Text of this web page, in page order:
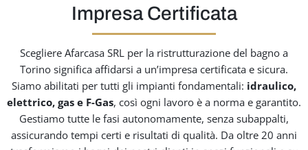
Impresa Certificata
Scegliere Afarcasa SRL per la ristrutturazione del bagno a
Torino significa affidarsi a un’impresa certificata e sicura.
Siamo abilitati per tutti gli impianti fondamentali: idraulico,
elettrico, gas e F-Gas, così ogni lavoro è a norma e garantito.
Gestiamo tutte le fasi autonomamente, senza subappalti,
assicurando tempi certi e risultati di qualità. Da oltre 20 anni